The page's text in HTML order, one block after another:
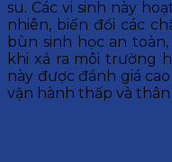
su. Các vi sinh này
nhiên, biến đổi các
bùn sinh học an
khi xả ra môi trường
này được đánh giá
vận hành thấp và